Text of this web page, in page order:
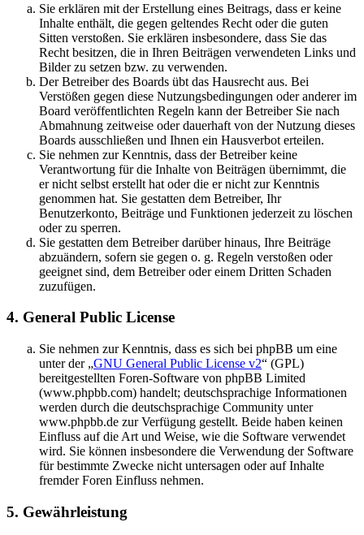
Sie erklären mit der Erstellung eines Beitrags, dass er keine
Inhalte enthält, die gegen geltendes Recht oder die guten
Sitten verstoßen. Sie erklären insbesondere, dass Sie das
Recht besitzen, die in Ihren Beiträgen verwendeten Links und
Bilder zu setzen bzw. zu verwenden.
Der Betreiber des Boards übt das Hausrecht aus. Bei
Verstößen gegen diese Nutzungsbedingungen oder anderer im
Board veröffentlichten Regeln kann der Betreiber Sie nach
Abmahnung zeitweise oder dauerhaft von der Nutzung dieses
Boards ausschließen und Ihnen ein Hausverbot erteilen.
Sie nehmen zur Kenntnis, dass der Betreiber keine
Verantwortung für die Inhalte von Beiträgen übernimmt, die
er nicht selbst erstellt hat oder die er nicht zur Kenntnis
genommen hat. Sie gestatten dem Betreiber, Ihr
Benutzerkonto, Beiträge und Funktionen jederzeit zu löschen
oder zu sperren.
Sie gestatten dem Betreiber darüber hinaus, Ihre Beiträge
abzuändern, sofern sie gegen o. g. Regeln verstoßen oder
geeignet sind, dem Betreiber oder einem Dritten Schaden
zuzufügen.
4. General Public License
Sie nehmen zur Kenntnis, dass es sich bei phpBB um eine
unter der „GNU General Public License v2“ (GPL)
bereitgestellten Foren-Software von phpBB Limited
(www.phpbb.com) handelt; deutschsprachige Informationen
werden durch die deutschsprachige Community unter
www.phpbb.de zur Verfügung gestellt. Beide haben keinen
Einfluss auf die Art und Weise, wie die Software verwendet
wird. Sie können insbesondere die Verwendung der Software
für bestimmte Zwecke nicht untersagen oder auf Inhalte
fremder Foren Einfluss nehmen.
5. Gewährleistung